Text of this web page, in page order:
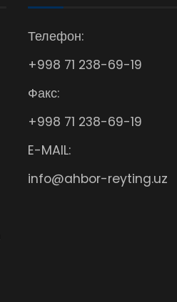
Телефон:
+998 71 238-69-19
Факс:
+998 71 238-69-19
E-MAIL:
info@ahbor-reyting.uz